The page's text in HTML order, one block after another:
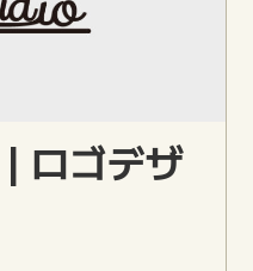
ロゴデザ